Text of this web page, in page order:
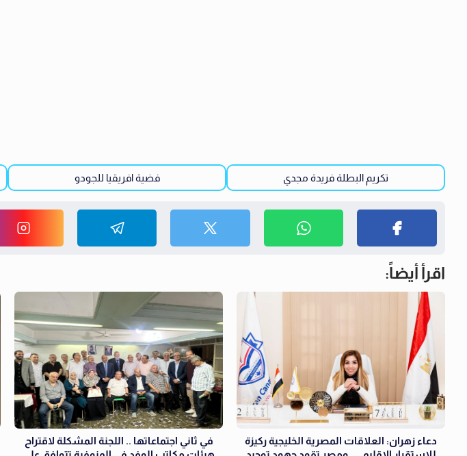
تكريم البطلة فريدة مجدي فضية افريقيا للجودو
اقرأ أيضاً:
دعاء زهران: العلاقات المصرية الخليجية ركيزة
في ثاني اجتماعاتها .. اللجنة المشكلة لاقتراح